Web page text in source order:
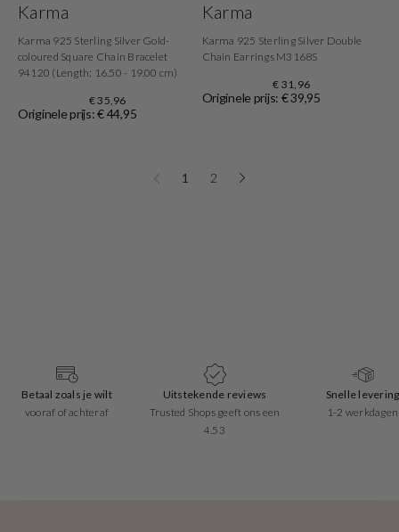
Karma
Karma 925 Sterling Silver Gold-
coloured Square Chain Bracelet
94120 (Length: 16.50 - 19.00 cm)
€ 35,96
Originele prijs: € 44,95
Karma
Karma 925 Sterling Silver Double
Chain Earrings M3168S
€ 31,96
Originele prijs: € 39,95
1 2
Betaal zoals je wilt
vooraf of achteraf
Uitstekende reviews
Trusted Shops geeft ons een
4.53
Snelle levering
1-2 werkdagen